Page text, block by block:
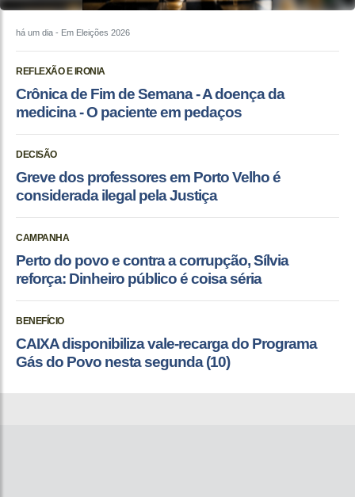
há um dia - Em Eleições 2026
REFLEXÃO E IRONIA
Crônica de Fim de Semana - A doença da
medicina - O paciente em pedaços
DECISÃO
Greve dos professores em Porto Velho é
considerada ilegal pela Justiça
CAMPANHA
Perto do povo e contra a corrupção, Sílvia
reforça: Dinheiro público é coisa séria
BENEFÍCIO
CAIXA disponibiliza vale-recarga do Programa
Gás do Povo nesta segunda (10)